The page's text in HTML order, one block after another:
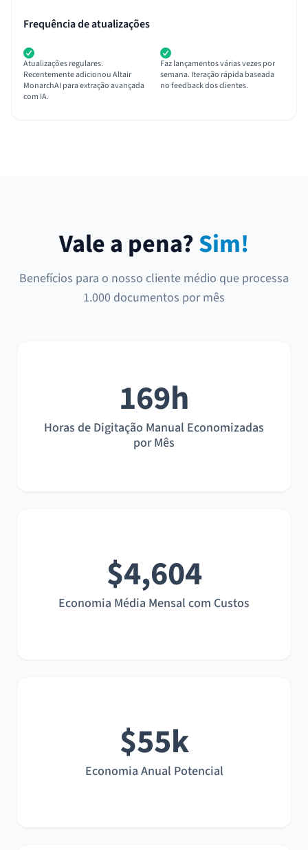
Frequência de atualizações
Atualizações regulares.
Recentemente adicionou Altair
MonarchAI para extração avançada
com IA.
Faz lançamentos várias vezes por
semana. Iteração rápida baseada
no feedback dos clientes.
Vale a pena?Sim!
Benefícios para o nosso cliente médio que processa
1.000 documentos por mês
169h
Horas de Digitação Manual Economizadas
por Mês
$4,604
Economia Média Mensal com Custos
$55k
Economia Anual Potencial